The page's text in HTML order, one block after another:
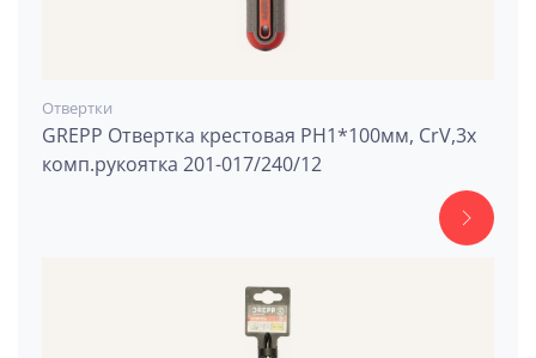
Отвертки
GREPP Отвертка крестовая PH1*100мм, CrV,3х
комп.рукоятка 201-017/240/12